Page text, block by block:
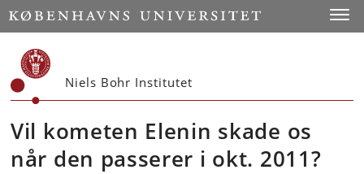
Start
Niels Bohr Institutet
Vil kometen Elenin skade os
når den passerer i okt. 2011?